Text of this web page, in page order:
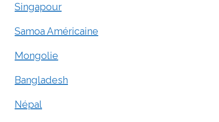
Singapour
Samoa Américaine
Mongolie
Bangladesh
Népal